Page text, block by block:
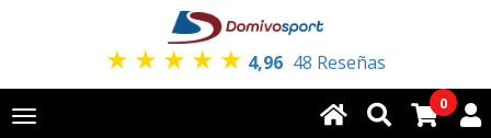
★ ★ ★ ★ ★ 4,96 48 Reseñas
Toggle
0